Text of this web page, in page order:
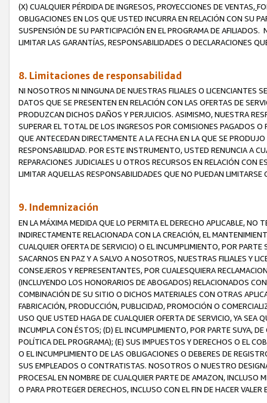
(X) CUALQUIER PÉRDIDA DE INGRESOS, PROYECCIONES DE VENTAS,
OBLIGACIONES EN LOS QUE USTED INCURRA EN RELACIÓN CON SU
SUSPENSIÓN DE SU PARTICIPACIÓN EN EL PROGRAMA DE
LIMITAR LAS GARANTÍAS, RESPONSABILIDADES O DECLARACIONES
8. Limitaciones de responsabilidad
NI NOSOTROS NI NINGUNA DE NUESTRAS FILIALES O LICENCIANTES
DATOS QUE SE PRESENTEN EN RELACIÓN CON LAS OFERTAS DE
PRODUZCAN DICHOS DAÑOS Y PERJUICIOS. ASIMISMO, NUESTRA
SUPERAR EL TOTAL DE LOS INGRESOS POR COMISIONES PAGADOS
QUE ANTECEDAN DIRECTAMENTE A LA FECHA EN LA QUE SE
RESPONSABILIDAD. POR ESTE INSTRUMENTO, USTED RENUNCIA A
REPARACIONES JUDICIALES U OTROS RECURSOS EN RELACIÓN CON
LIMITAR AQUELLAS RESPONSABILIDADES QUE NO PUEDAN LIMITARSE
9. Indemnización
EN LA MÁXIMA MEDIDA QUE LO PERMITA EL DERECHO APLICABLE,
INDIRECTAMENTE RELACIONADA CON LA CREACIÓN, EL
CUALQUIER OFERTA DE SERVICIO) O EL INCUMPLIMIENTO, POR
SACARNOS EN PAZ Y A SALVO A NOSOTROS, NUESTRAS FILIALES Y
CONSEJEROS Y REPRESENTANTES, POR CUALESQUIERA
(INCLUYENDO LOS HONORARIOS DE ABOGADOS) RELACIONADOS
COMBINACIÓN DE SU SITIO O DICHOS MATERIALES CON OTRAS
FABRICACIÓN, PRODUCCIÓN, PUBLICIDAD, PROMOCIÓN O
USO QUE USTED HAGA DE CUALQUIER OFERTA DE SERVICIO, YA SEA
INCUMPLA CON ÉSTOS; (D) EL INCUMPLIMIENTO, POR PARTE SUYA,
POLÍTICA DEL PROGRAMA); (E) SUS IMPUESTOS Y DERECHOS O EL
O EL INCUMPLIMIENTO DE LAS OBLIGACIONES O DEBERES DE
SUS EMPLEADOS O CONTRATISTAS. NOSOTROS O NUESTRO
PROCESAL EN NOMBRE DE CUALQUIER PARTE DE AMAZON, INCLUSO
O PARA PROTEGER DERECHOS, INCLUSO CON EL FIN DE HACER VALER